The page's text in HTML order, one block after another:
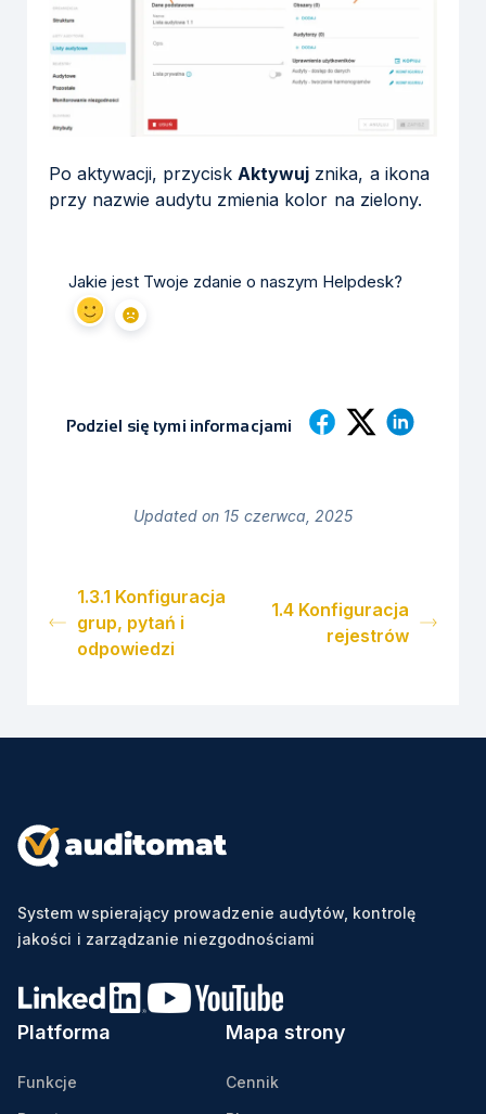
Po aktywacji, przycisk Aktywuj znika, a ikona
przy nazwie audytu zmienia kolor na zielony.
Jakie jest Twoje zdanie o naszym Helpdesk?
Podziel się tymi informacjami
Updated on 15 czerwca, 2025
1.3.1 Konfiguracja
grup, pytań i
odpowiedzi
1.4 Konfiguracja
rejestrów
System wspierający prowadzenie audytów, kontrolę
jakości i zarządzanie niezgodnościami
Platforma
Funkcje
Mapa strony
Cennik